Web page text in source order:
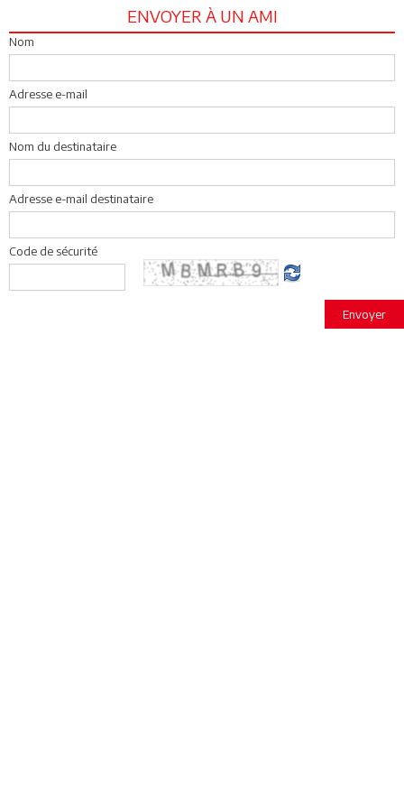
ENVOYER À UN AMI
Nom
Adresse e-mail
Nom du destinataire
Adresse e-mail destinataire
Code de sécurité
Envoyer